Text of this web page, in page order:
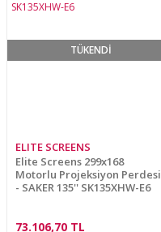
TÜKENDİ
ELITE SCREENS
Elite Screens 299x168
Motorlu Projeksiyon Perdesi
- SAKER 135'' SK135XHW-E6
73.106,70 TL